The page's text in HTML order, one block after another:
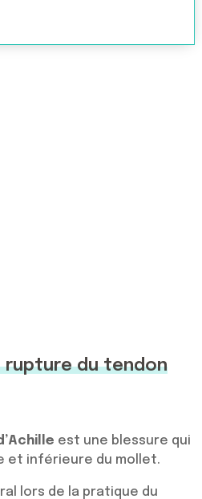
rupture du tendon
est une blessure qui
et inférieure du mollet.
lors de la pratique du